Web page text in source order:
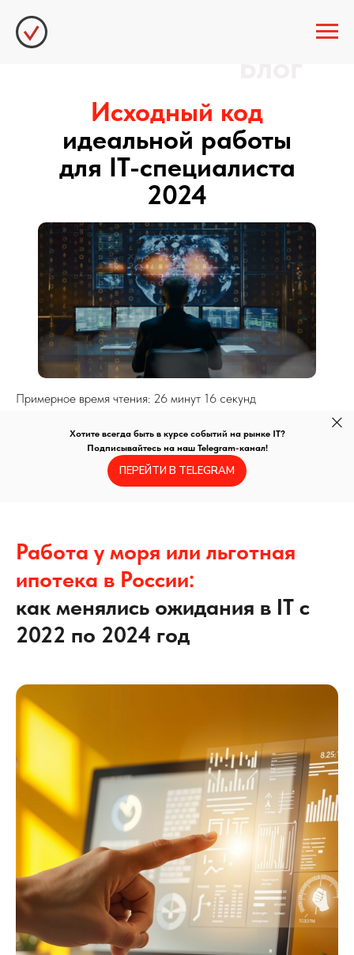
Исходный код
идеальной работы
для IT-специалиста
2024
Примерное время чтения: 26 минут 16 секунд
Хотите всегда быть в курсе событий на рынке IT?
Подписывайтесь на наш Telegram-канал!
ПЕРЕЙТИ В TELEGRAM
Работа у моря или льготная
ипотека в России:
как менялись ожидания в IT с
2022 по 2024 год